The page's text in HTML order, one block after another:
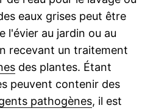
eaux grises peut être
l'évier au jardin ou au
recevant un traitement
des plantes. Étant
peuvent contenir des
pathogènes, il est